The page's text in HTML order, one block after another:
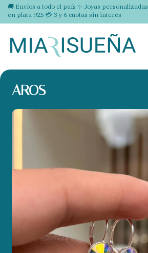
🚚 Envíos a todo el país ✨ Joyas personalizadas
en plata 925 💳 3 y 6 cuotas sin interés
AROS